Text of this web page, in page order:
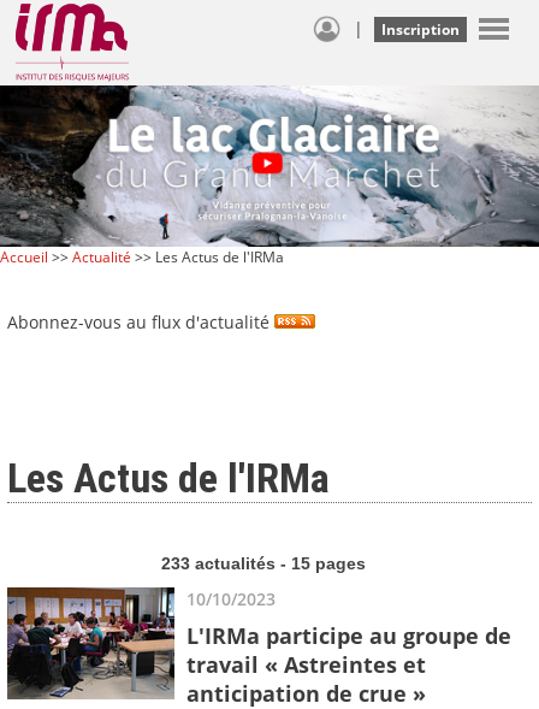
| Inscription
Accueil >>Actualité >> Les Actus de l'IRMa
Abonnez-vous au flux d'actualité
Les Actus de l'IRMa
233 actualités - 15 pages
10/10/2023
L'IRMa participe au groupe de
travail « Astreintes et
anticipation de crue »